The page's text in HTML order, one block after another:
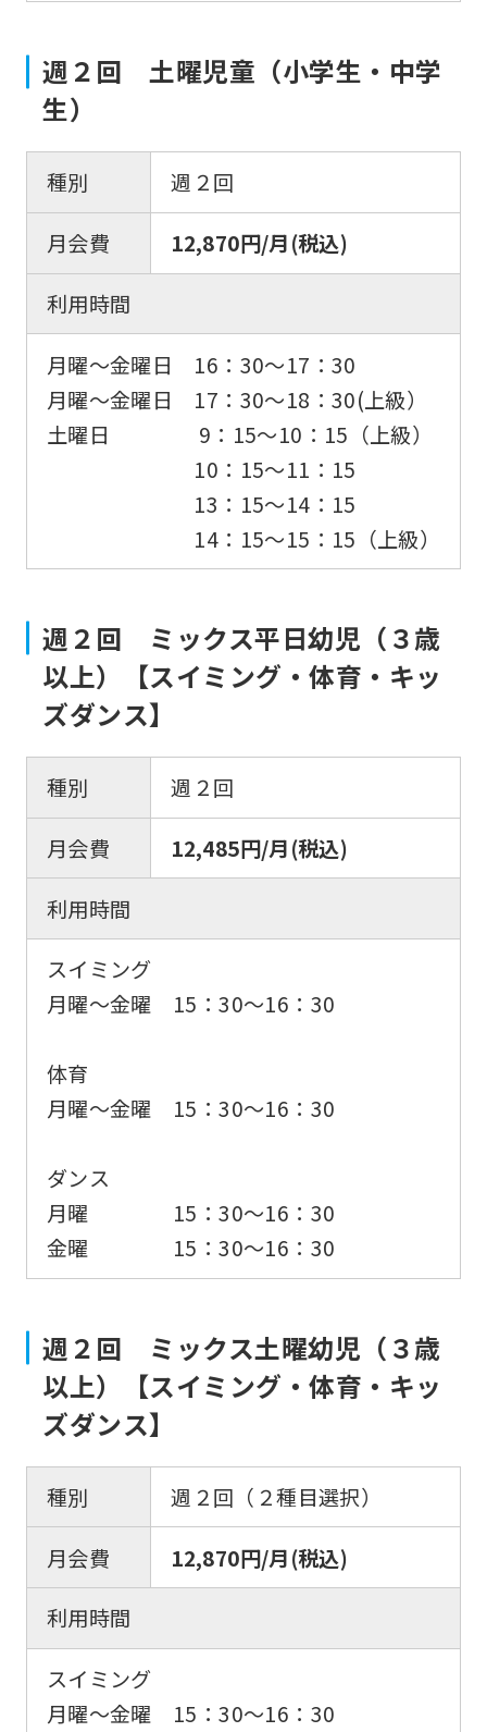
週２回 土曜児童（小学生・中学
生）
種別
週２回
月会費
12,870円/月(税込)
利用時間
月曜〜金曜日 16：30〜17：30
月曜〜金曜日 17：30〜18：30(上級）
土曜日 9：15〜10：15（上級）
10：15〜11：15
13：15〜14：15
14：15〜15：15（上級）
週２回 ミックス平日幼児（３歳
以上）【スイミング・体育・キッ
ズダンス】
種別
週２回
月会費
12,485円/月(税込)
利用時間
スイミング
月曜〜金曜 15：30〜16：30
体育
月曜〜金曜 15：30〜16：30
ダンス
月曜 15：30〜16：30
金曜 15：30〜16：30
週２回 ミックス土曜幼児（３歳
以上）【スイミング・体育・キッ
ズダンス】
種別
週２回（２種目選択）
月会費
12,870円/月(税込)
利用時間
スイミング
月曜〜金曜 15：30〜16：30